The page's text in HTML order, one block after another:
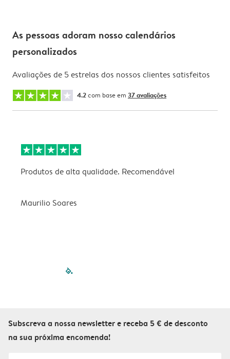
As pessoas adoram nosso calendários
personalizados
Avaliações de 5 estrelas dos nossos clientes satisfeitos
4.2com base em 37 avaliações
Produtos de alta qualidade. Recomendável
Maurilio Soares
filled-pagination
Subscreva a nossa newsletter e receba 5 € de desconto
na sua próxima encomenda!